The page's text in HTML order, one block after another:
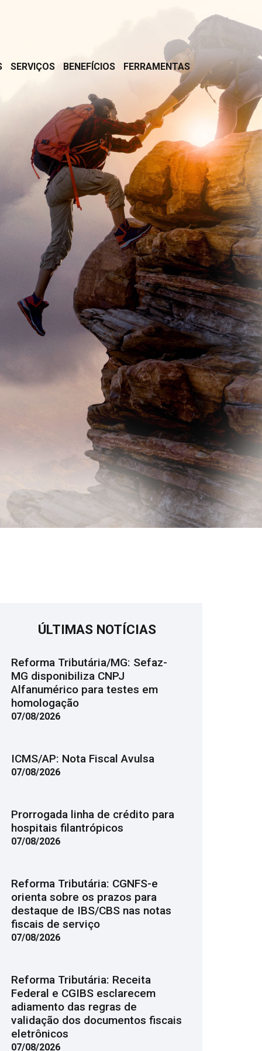
SERVIÇOS BENEFÍCIOS FERRAMENTAS
ÚLTIMAS NOTÍCIAS
Reforma Tributária/MG: Sefaz-
MG disponibiliza CNPJ
Alfanumérico para testes em
homologação
07/08/2026
ICMS/AP: Nota Fiscal Avulsa
07/08/2026
Prorrogada linha de crédito para
hospitais filantrópicos
07/08/2026
Reforma Tributária: CGNFS-e
orienta sobre os prazos para
destaque de IBS/CBS nas notas
fiscais de serviço
07/08/2026
Reforma Tributária: Receita
Federal e CGIBS esclarecem
adiamento das regras de
validação dos documentos fiscais
eletrônicos
07/08/2026